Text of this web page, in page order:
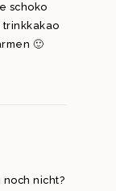
schoko
trinkkakao
🙂
noch nicht?